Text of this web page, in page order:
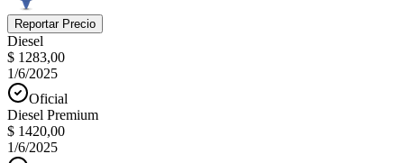
Reportar Precio
Diesel
$ 1283,00
1/6/2025
Oficial
Diesel Premium
$ 1420,00
1/6/2025